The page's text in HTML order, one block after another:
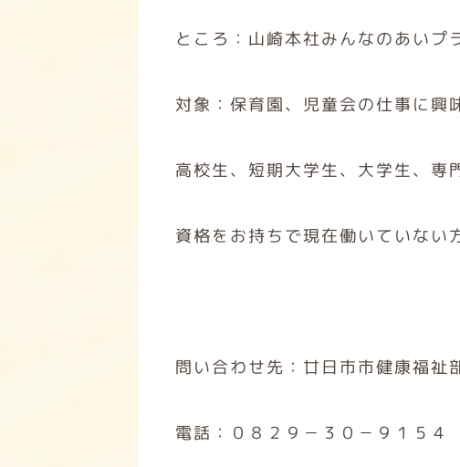
ところ：山崎本社みんなのあい
対象：保育園、児童会の仕事に興
高校生、短期大学生、大学生、専
資格をお持ちで現在働いていない
問い合わせ先：廿日市市健康福祉
電話：０８２９－３０－９１５４